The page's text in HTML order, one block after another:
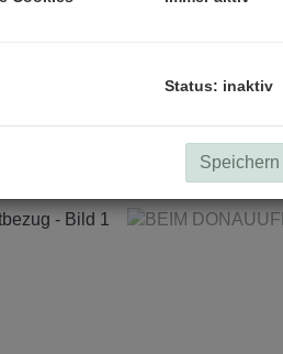
Status: inaktiv
Speichern